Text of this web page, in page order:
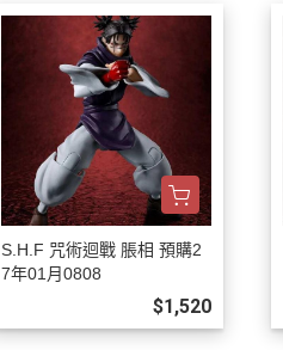
S.H.F 咒術迴戰 脹相 預購2
7年01月0808
$1,520